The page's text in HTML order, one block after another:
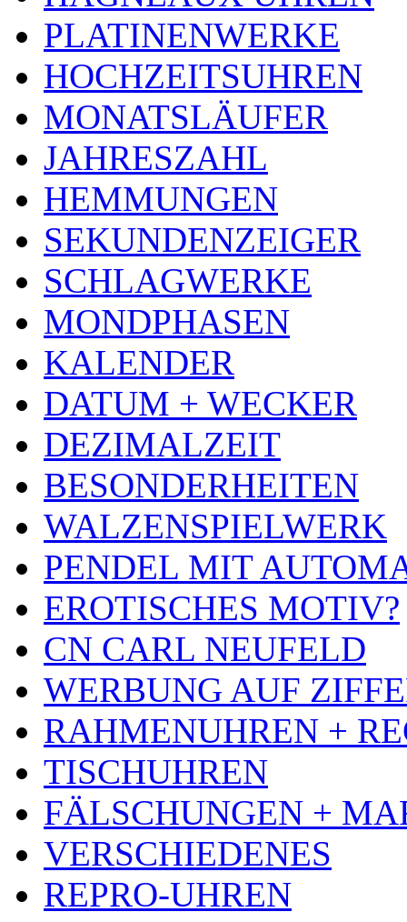
PLATINENWERKE
HOCHZEITSUHREN
MONATSLÄUFER
JAHRESZAHL
HEMMUNGEN
SEKUNDENZEIGER
SCHLAGWERKE
MONDPHASEN
KALENDER
DATUM + WECKER
DEZIMALZEIT
BESONDERHEITEN
WALZENSPIELWERK
PENDEL MIT
EROTISCHES MOTIV?
CN CARL NEUFELD
WERBUNG AUF
RAHMENUHREN +
TISCHUHREN
FÄLSCHUNGEN +
VERSCHIEDENES
REPRO-UHREN